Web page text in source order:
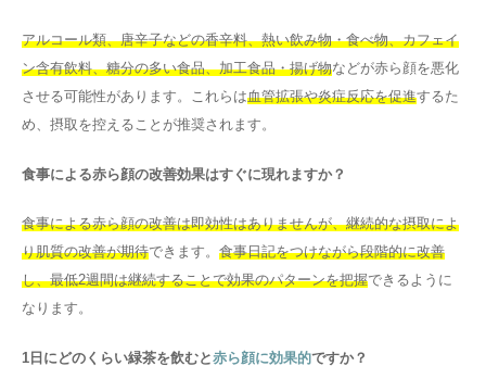
アルコール類、唐辛子などの香辛料、熱い飲み物・食べ物、カフェイ
ン含有飲料、糖分の多い食品、加工食品・揚げ物などが赤ら顔を悪化
させる可能性があります。これらは血管拡張や炎症反応を促進するた
め、摂取を控えることが推奨されます。
食事による赤ら顔の改善効果はすぐに現れますか？
食事による赤ら顔の改善は即効性はありませんが、継続的な摂取によ
り肌質の改善が期待できます。 食事日記をつけながら段階的に改善
し、最低2週間は継続することで効果のパターンを把握できるように
なります。
1日にどのくらい緑茶を飲むと赤ら顔に効果的ですか？